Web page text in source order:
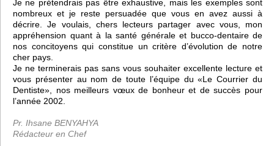
Je ne prétendrais pas être exhaustive, mais les exemples sont
nombreux et je reste persuadée que vous en avez aussi à
décrire. Je voulais, chers lecteurs partager avec vous, mon
appréhension quant à la santé générale et bucco-dentaire de
nos concitoyens qui constitue un critère d’évolution de notre
cher pays.
Je ne terminerais pas sans vous souhaiter excellente lecture et
vous présenter au nom de toute l’équipe du «Le Courrier du
Dentiste», nos meilleurs vœux de bonheur et de succès pour
l’année 2002.
Pr. Ihsane BENYAHYA
Rédacteur en Chef